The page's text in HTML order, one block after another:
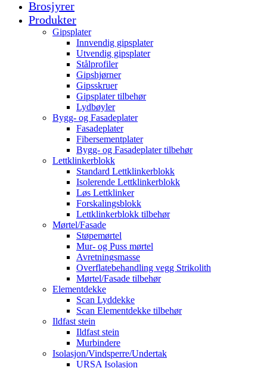
Brosjyrer
Produkter
Gipsplater
Innvendig gipsplater
Utvendig gipsplater
Stålprofiler
Gipshjørner
Gipsskruer
Gipsplater tilbehør
Lydbøyler
Bygg- og Fasadeplater
Fasadeplater
Fibersementplater
Bygg- og Fasadeplater tilbehør
Lettklinkerblokk
Standard Lettklinkerblokk
Isolerende Lettklinkerblokk
Løs Lettklinker
Forskalingsblokk
Lettklinkerblokk tilbehør
Mørtel/Fasade
Støpemørtel
Mur- og Puss mørtel
Avretningsmasse
Overflatebehandling vegg Strikolith
Mørtel/Fasade tilbehør
Elementdekke
Scan Lyddekke
Scan Elementdekke tilbehør
Ildfast stein
Ildfast stein
Murbindere
Isolasjon/Vindsperre/Undertak
URSA Isolasjon